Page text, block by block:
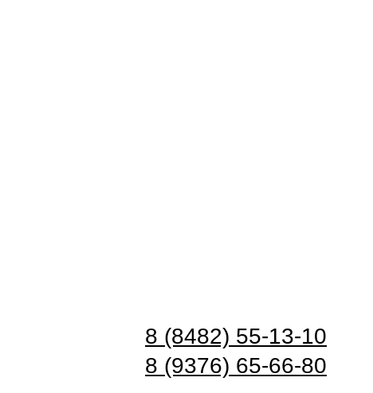
8 (8482) 55-13-10
8 (9376) 65-66-80